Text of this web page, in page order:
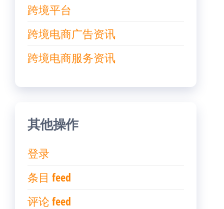
跨境平台
跨境电商广告资讯
跨境电商服务资讯
其他操作
登录
条目 feed
评论 feed